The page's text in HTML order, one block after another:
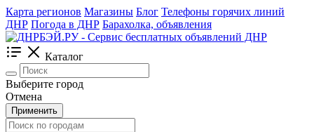
Карта регионов Магазины Блог Телефоны горячих линий
ДНР Погода в ДНР Барахолка, объявления
Каталог
Выберите город
Отмена
Применить